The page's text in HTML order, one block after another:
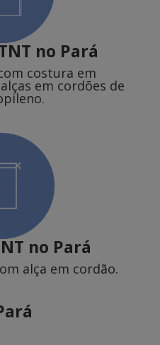
no Pará
costura em
em cordões de
no Pará
alça em cordão.